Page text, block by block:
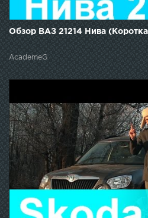
Обзор ВАЗ 21214 Нива
AcademeG